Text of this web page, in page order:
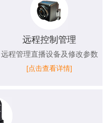
远程控制管理
远程管理直播设备及修改参数
[点击查看详情]